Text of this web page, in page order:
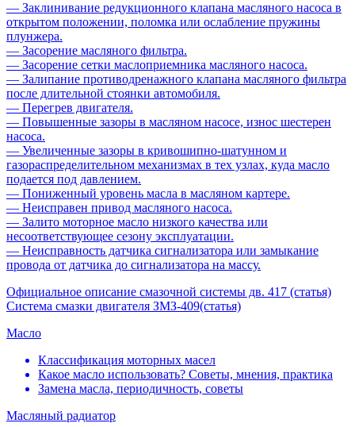
— Заклинивание редукционного клапана масляного насоса в
открытом положении, поломка или ослабление пружины
плунжера.
— Засорение масляного фильтра.
— Засорение сетки маслоприемника масляного насоса.
— Залипание противодренажного клапана масляного фильтра
после длительной стоянки автомобиля.
— Перегрев двигателя.
— Повышенные зазоры в масляном насосе, износ шестерен
насоса.
— Увеличенные зазоры в кривошипно-шатунном и
газораспределительном механизмах в тех узлах, куда масло
подается под давлением.
— Пониженный уровень масла в масляном картере.
— Неисправен привод масляного насоса.
— Залито моторное масло низкого качества или
несоответствующее сезону эксплуатации.
— Неисправность датчика сигнализатора или замыкание
провода от датчика до сигнализатора на массу.
Официальное описание смазочной системы дв. 417 (статья)
Система смазки двигателя ЗМЗ-409(статья)
Масло
Классификация моторных масел
Какое масло использовать? Советы, мнения, практика
Замена масла, периодичность, советы
Масляный радиатор